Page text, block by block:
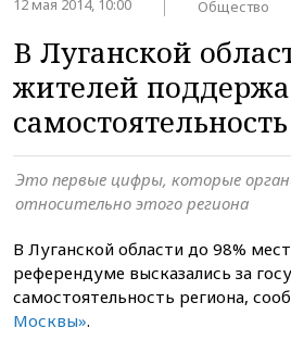
12 мая 2014, 10:00 Общество
В Луганской
жителей
Это первые цифры, которые
относительно этого региона
В Луганской области до 98%
референдуме высказались за
самостоятельность региона,
Москвы».